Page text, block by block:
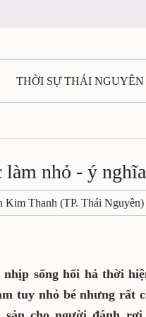
THỜI SỰ THÁI NGUYÊN
NINH
NƯỚC QUỐC TẾ
SÁCH MỚI VĂN
làm nhỏ - ý
Kim Thanh (TP. Thái Nguyên)
nhịp sống hối hả thời
tuy nhỏ bé nhưng rất